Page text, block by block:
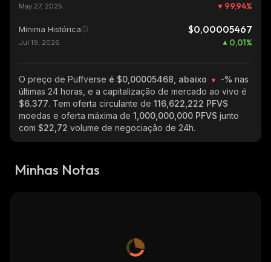
May 27, 2025 99,94%
Mínima Histórica $0,00005467
Jul 19, 2026 0,01%
O preço de Puffverse é $0,00005468, abaixo -% nas
últimas 24 horas, e a capitalização de mercado ao vivo é
$6.377. Tem oferta circulante de 116,622,222 PFVS
moedas e oferta máxima de 1,000,000,000 PFVS junto
com $22,72 volume de negociação de 24h.
Minhas Notas